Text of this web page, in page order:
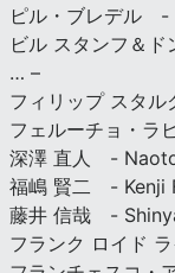
ピル・ブレデル -
ビル スタンフ＆
… –
フィリップ スタ
フェルーチョ・
深澤 直人 -
福嶋 賢二 - Kenji
藤井 信哉 -
フランク ロイド